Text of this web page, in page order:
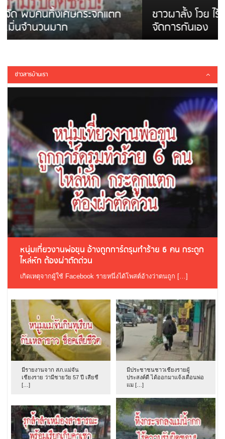
ชาวผาลั้ง โวย ไร้หน่วยงานดูแล ดินสไลด์ ต้อง
จัดการกันเอง
ข่าวสารบ้านเรา
หนุ่มเที่ยวงานพ่อขุน อ้างถูกการ์ดรุมทำร้าย 6 คน กระดูก
ไหล่หัก ต้องผ่าตัดด่วน
เกิดเหตุจากผู้ใช้ Facebook รายหนึ่งได้โพสต์อ้างว่าตนถูก […]
มีรายงานจาก สภ.แม่จัน
เชียงราย ว่ามีชายวัย 57 ปี เสียชี
[…]
มีประชาชนชาวเชียงรายผู้
ประสงค์ดี ได้ออกมาแจ้งเตือนพ่อ
แม […]